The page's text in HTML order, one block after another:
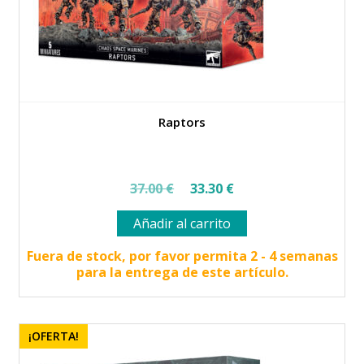
Raptors
37.00€
El
precio
original
era:
37.00 €.
33.30 €El
precio
actual
es:
33.30 €.
Añadir al carrito
Fuera de stock, por favor permita 2 - 4 semanas
para la entrega de este artículo.
¡OFERTA!